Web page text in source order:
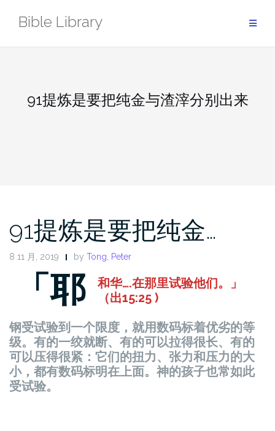
Bible Library
91提炼是要把纯金与渣滓分别出来
91提炼是要把纯金…
8 11 月, 2019 by Tong, Peter
「耶
和华….在那里试验他们。」
（出15:25 )
钢受试验到一个限度，就用数码标着优劣的等
级。有的一绞就断、有的可以拉得很长、有的
可以压得很紧：它们的扭力、张力和压力的大
小，都有数码标明在上面。神的孩子也常如此
受试验。